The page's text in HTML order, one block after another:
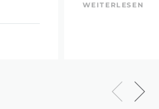
WEITERLESEN